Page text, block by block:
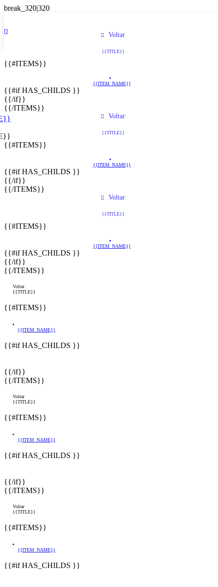
Voltar
{{TITLE}}
{{#ITEMS}}
{{ITEM_NAME}}
{{#if HAS_CHILDS }}
{{/if}}
{{/ITEMS}}
Voltar
{{TITLE}}
{{#ITEMS}}
{{ITEM_NAME}}
{{#if HAS_CHILDS }}
{{/if}}
{{/ITEMS}}
Voltar
{{TITLE}}
{{#ITEMS}}
{{ITEM_NAME}}
{{#if HAS_CHILDS }}
{{/if}}
{{/ITEMS}}
Voltar
{{TITLE}}
{{#ITEMS}}
{{ITEM_NAME}}
{{#if HAS_CHILDS }}
{{/if}}
{{/ITEMS}}
Voltar
{{TITLE}}
{{#ITEMS}}
{{ITEM_NAME}}
{{#if HAS_CHILDS }}
{{/if}}
{{/ITEMS}}
Voltar
{{TITLE}}
{{#ITEMS}}
{{ITEM_NAME}}
{{#if HAS_CHILDS }}